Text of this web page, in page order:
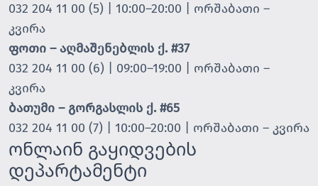
032 204 11 00 (5) | 10:00–20:00 | ორშაბათი –
კვირა
ფოთი – აღმაშენებლის ქ. #37
032 204 11 00 (6) | 09:00–19:00 | ორშაბათი –
კვირა
ბათუმი – გორგასლის ქ. #65
032 204 11 00 (7) | 10:00–20:00 | ორშაბათი – კვირა
ონლაინ გაყიდვების
დეპარტამენტი